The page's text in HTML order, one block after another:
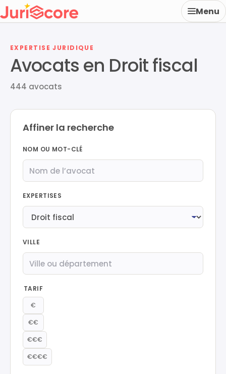
Menu
EXPERTISE JURIDIQUE
Avocats en Droit fiscal
444 avocats
Affiner la recherche
NOM OU MOT-CLÉ
EXPERTISES
VILLE
TARIF
€
€€
€€€
€€€€